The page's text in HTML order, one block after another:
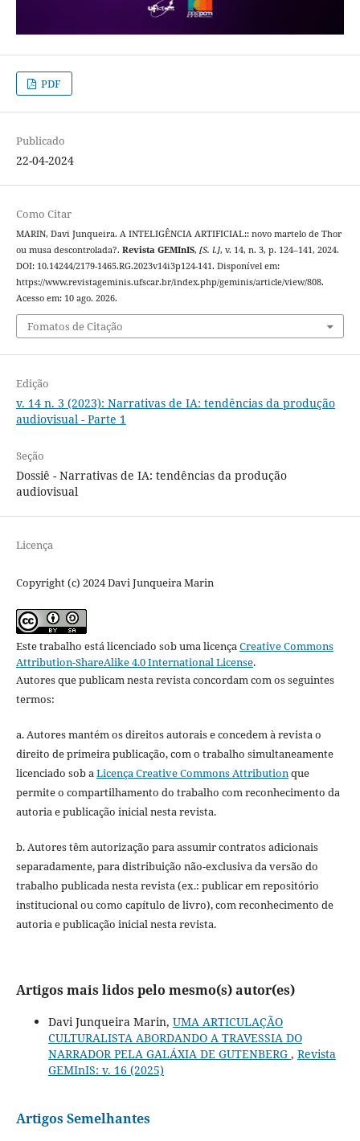
PDF
Publicado
22-04-2024
Como Citar
MARIN, Davi Junqueira. A INTELIGÊNCIA ARTIFICIAL:: novo martelo de Thor
ou musa descontrolada?. Revista GEMInIS, [S. l.], v. 14, n. 3, p. 124–141, 2024.
DOI: 10.14244/2179-1465.RG.2023v14i3p124-141. Disponível em:
https://www.revistageminis.ufscar.br/index.php/geminis/article/view/808.
Acesso em: 10 ago. 2026.
Fomatos de Citação
Edição
v. 14 n. 3 (2023): Narrativas de IA: tendências da produção
audiovisual - Parte 1
Seção
Dossiê - Narrativas de IA: tendências da produção
audiovisual
Licença
Copyright (c) 2024 Davi Junqueira Marin
Este trabalho está licenciado sob uma licença Creative Commons
Attribution-ShareAlike 4.0 International License.
Autores que publicam nesta revista concordam com os seguintes
termos:
a. Autores mantém os direitos autorais e concedem à revista o
direito de primeira publicação, com o trabalho simultaneamente
licenciado sob a Licença Creative Commons Attribution que
permite o compartilhamento do trabalho com reconhecimento da
autoria e publicação inicial nesta revista.
b. Autores têm autorização para assumir contratos adicionais
separadamente, para distribuição não-exclusiva da versão do
trabalho publicada nesta revista (ex.: publicar em repositório
institucional ou como capítulo de livro), com reconhecimento de
autoria e publicação inicial nesta revista.
Artigos mais lidos pelo mesmo(s) autor(es)
Davi Junqueira Marin, UMA ARTICULAÇÃO
CULTURALISTA ABORDANDO A TRAVESSIA DO
NARRADOR PELA GALÁXIA DE GUTENBERG , Revista
GEMInIS: v. 16 (2025)
Artigos Semelhantes